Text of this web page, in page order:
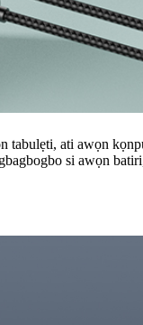
ati awọn
si awọn